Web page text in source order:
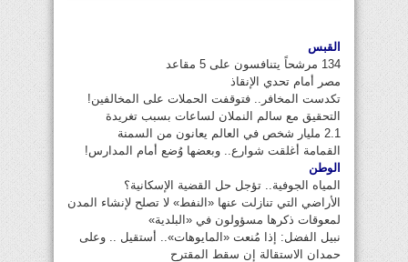
القبس
134 مرشحاً يتنافسون على 5 مقاعد
مصر أمام تحدي الإنقاذ
تكدست المخافر.. فتوقفت الحملات على المخالفين!
التحقيق مع سالم النملان لساعات بسبب تغريدة
2.1 مليار شخص في العالم يعانون من السمنة
القمامة أغلقت شوارع.. وبعضها وُضع أمام المدارس!
الوطن
المياه الجوفية.. تؤجل حل القضية الإسكانية؟
الأراضي التي تنازلت عنها «النفط» لا تصلح لإنشاء المدن
لمعوقات ذكرها مسؤولون في «البلدية»
نبيل الفضل: إذا مُنعت «المايوهات».. أستقيل .. وعلى
حمدان الاستقالة إن سقط المقترح